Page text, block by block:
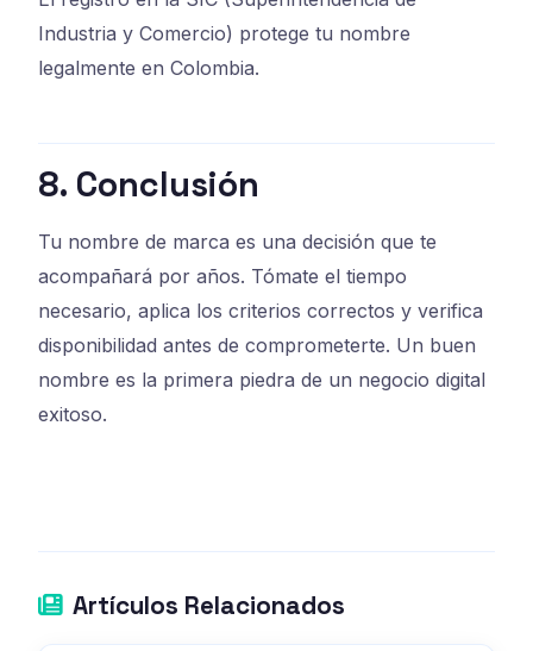
Industria y Comercio) protege tu nombre
legalmente en Colombia.
8. Conclusión
Tu nombre de marca es una decisión que te
acompañará por años. Tómate el tiempo
necesario, aplica los criterios correctos y verifica
disponibilidad antes de comprometerte. Un buen
nombre es la primera piedra de un negocio digital
exitoso.
Artículos Relacionados